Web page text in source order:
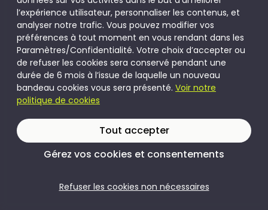
l’expérience utilisateur, personnaliser les contenus, et
analyser notre trafic. Vous pouvez modifier vos
préférences à tout moment en vous rendant dans les
Paramètres/Confidentialité. Votre choix d’accepter ou
de refuser les cookies sera conservé pendant une
durée de 6 mois à l’issue de laquelle un nouveau
bandeau cookies vous sera présenté. Voir notre
politique de cookies
Tout accepter
Gérez vos cookies et consentements
Refuser les cookies non nécessaires